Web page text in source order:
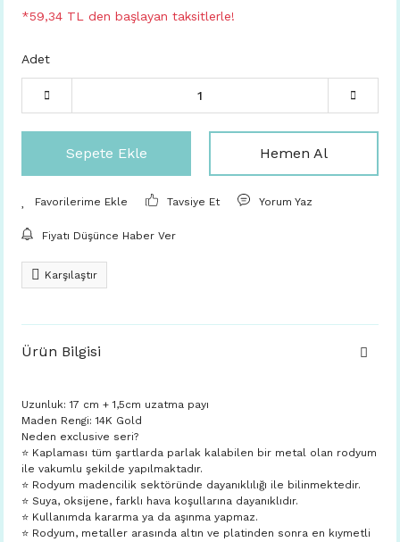
*59,34 TL den başlayan taksitlerle!
Adet
Sepete Ekle Hemen Al
Tavsiye Et Yorum Yaz
Fiyatı Düşünce Haber Ver
Karşılaştır
Ürün Bilgisi
Uzunluk: 17 cm + 1,5cm uzatma payı
Maden Rengi: 14K Gold
Neden exclusive seri?
⭐️ Kaplaması tüm şartlarda parlak kalabilen bir metal olan rodyum
ile vakumlu şekilde yapılmaktadır.
⭐️ Rodyum madencilik sektöründe dayanıklılığı ile bilinmektedir.
⭐️ Suya, oksijene, farklı hava koşullarına dayanıklıdır.
⭐️ Kullanımda kararma ya da aşınma yapmaz.
⭐️ Rodyum, metaller arasında altın ve platinden sonra en kıymetli